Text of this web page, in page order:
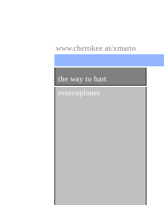
www.cherokee.at/xmario
the way to hart
routenplaner